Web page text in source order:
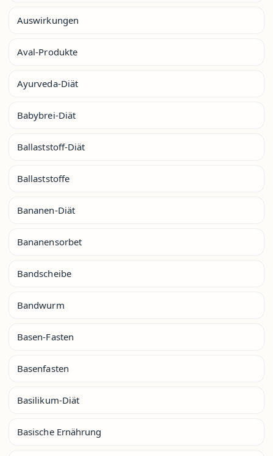
Auswirkungen
Aval-Produkte
Ayurveda-Diät
Babybrei-Diät
Ballaststoff-Diät
Ballaststoffe
Bananen-Diät
Bananensorbet
Bandscheibe
Bandwurm
Basen-Fasten
Basenfasten
Basilikum-Diät
Basische Ernährung